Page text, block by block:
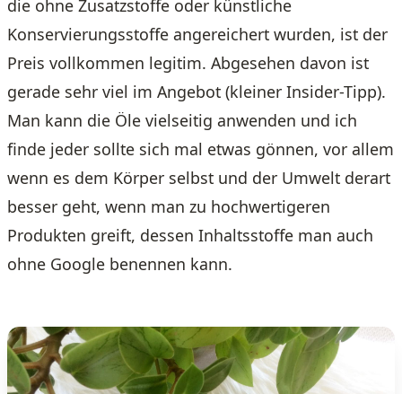
die ohne Zusatzstoffe oder künstliche
Konservierungsstoffe angereichert wurden, ist der
Preis vollkommen legitim. Abgesehen davon ist
gerade sehr viel im Angebot (kleiner Insider-Tipp).
Man kann die Öle vielseitig anwenden und ich
finde jeder sollte sich mal etwas gönnen, vor allem
wenn es dem Körper selbst und der Umwelt derart
besser geht, wenn man zu hochwertigeren
Produkten greift, dessen Inhaltsstoffe man auch
ohne Google benennen kann.